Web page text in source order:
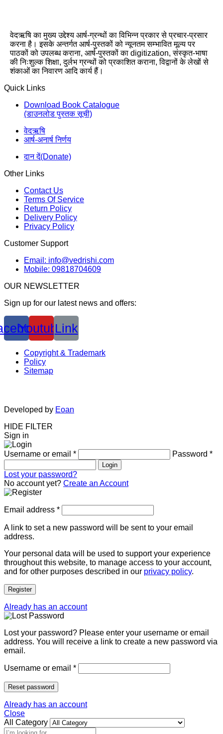
वेदऋषि का मुख्य उद्देश्य आर्ष-ग्रन्थों का विभिन्न प्रकार से प्रचार-प्रसार
करना है। इसके अन्तर्गत आर्ष-पुस्तकों को न्यूनतम सम्भावित मूल्य पर
पाठकों को उपलब्ध कराना, आर्ष-पुस्तकों का digitization, संस्कृत-भाषा
की निःशुल्क शिक्षा, दुर्लभ ग्रन्थों को प्रकाशित कराना, विद्वानों के लेखों से
शंकाओं का निवारण आदि कार्य हैं।
Quick Links
Download Book Catalogue
(डाउनलोड पुस्तक सूची)
वेदऋषि
आर्ष-अनार्ष निर्णय
दान दें(Donate)
Other Links
Contact Us
Terms Of Service
Return Policy
Delivery Policy
Privacy Policy
Customer Support
Email: info@vedrishi.com
Mobile: 09818704609
OUR NEWSLETTER
Sign up for our latest news and offers:
YoutubeLink
Copyright & Trademark
Policy
Sitemap
Developed by Eoan
HIDE FILTER
Sign in
Username or email * Password *
Login
Lost your password?
No account yet? Create an Account
Email address *
A link to set a new password will be sent to your email
address.
Your personal data will be used to support your experience
throughout this website, to manage access to your account,
and for other purposes described in our privacy policy.
Register
Already has an account
Lost your password? Please enter your username or email
address. You will receive a link to create a new password via
email.
Username or email *
Reset password
Already has an account
Close
All Category